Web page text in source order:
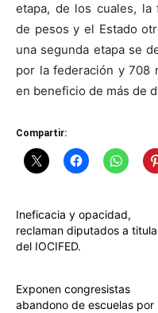
etapa, de los cuales,
de pesos y el Estado
una segunda etapa se
por la federación y 708
en beneficio de más de
Compartir:
Ineficacia y opacidad,
reclaman diputados a
del IOCIFED.
Exponen congresistas
abandono de escuelas por